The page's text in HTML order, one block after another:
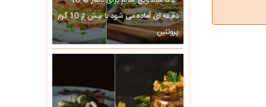
دقیقه ای آماده می شود با بیش از 10 گرم
پروتئین